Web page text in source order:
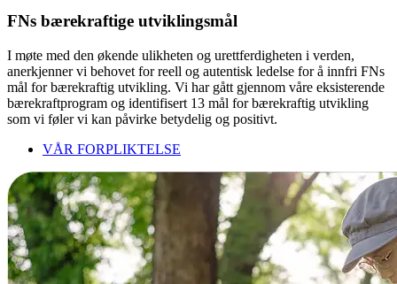
FNs bærekraftige utviklingsmål
I møte med den økende ulikheten og urettferdigheten i verden,
anerkjenner vi behovet for reell og autentisk ledelse for å innfri FNs
mål for bærekraftig utvikling. Vi har gått gjennom våre eksisterende
bærekraftprogram og identifisert 13 mål for bærekraftig utvikling
som vi føler vi kan påvirke betydelig og positivt.
VÅR FORPLIKTELSE